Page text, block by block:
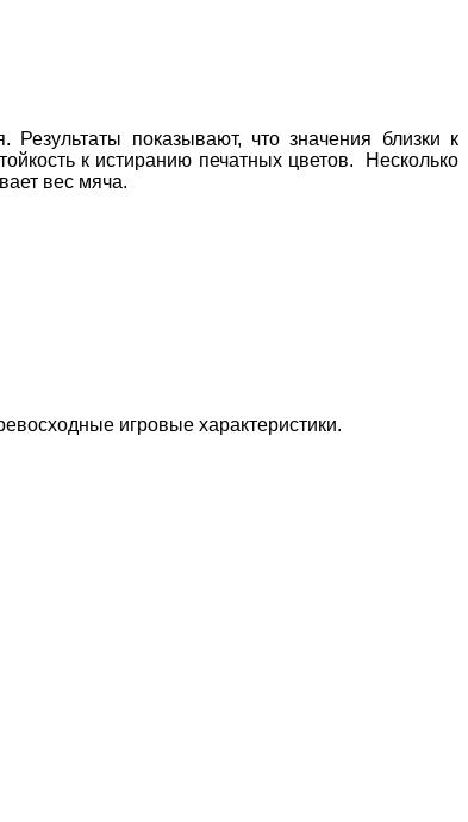
показывают, что значения близки к
к истиранию печатных цветов. Несколько
вес мяча.
игровые характеристики.